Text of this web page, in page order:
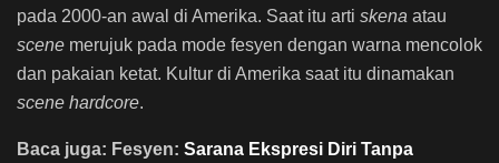
pada 2000-an awal di Amerika. Saat itu arti skena atau
scene merujuk pada mode fesyen dengan warna mencolok
dan pakaian ketat. Kultur di Amerika saat itu dinamakan
scene hardcore.
Baca juga: Fesyen: Sarana Ekspresi Diri Tanpa